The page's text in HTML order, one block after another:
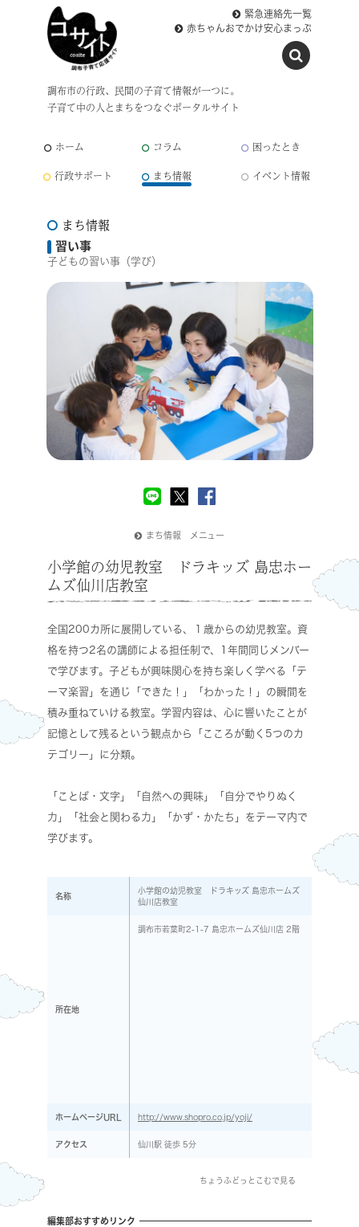
調布市の行政、民間の子育て情報が一つに。
子育て中の人とまちをつなぐポータルサイト
緊急連絡先一覧
赤ちゃんおでかけ安心まっぷ
ホーム コラム
困ったとき
行政サポート
まち情報 イベント情報
まち情報
習い事
子どもの習い事（学び）
まち情報 メニュー
小学館の幼児教室 ドラキッズ 島忠ホー
ムズ仙川店教室
全国200カ所に展開している、１歳からの幼児教室。資
格を持つ2名の講師による担任制で、1年間同じメンバー
で学びます。子どもが興味関心を持ち楽しく学べる「テ
ーマ楽習」を通じ「できた！」「わかった！」の瞬間を
積み重ねていける教室。学習内容は、心に響いたことが
記憶として残るという観点から「こころが動く5つのカ
テゴリー」に分類。
「ことば・文字」「自然への興味」「自分でやりぬく
力」「社会と関わる力」「かず・かたち」をテーマ内で
学びます。
名称
小学館の幼児教室 ドラキッズ 島忠ホームズ
仙川店教室
所在地
調布市若葉町2-1-7 島忠ホームズ仙川店 2階
ホームページURL http://www.shopro.co.jp/yoji/
アクセス 仙川駅 徒歩 5分
ちょうふどっとこむで見る
編集部おすすめリンク